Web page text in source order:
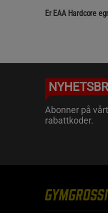
Er EAA Hardcore
Abonner på
rabattkoder.